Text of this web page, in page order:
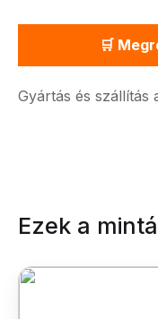
🛒
Gyártás és szállítás
Ezek a